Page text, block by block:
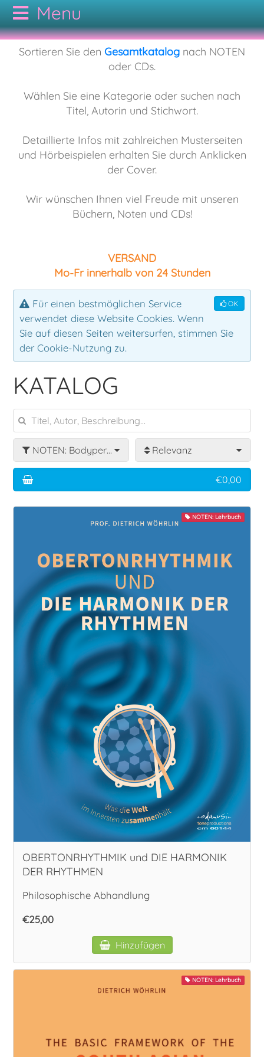
NOTEN
Bodypercussion
Klavier
Mallets
Quartett
Quintett
Sextett
Snare
Solo
CDs
Rock
AUTOREN
KONTAKT
Sortieren Sie den Gesamtkatalog nach NOTEN
oder CDs.
Wählen Sie eine Kategorie oder suchen nach
Titel, Autorin und Stichwort.
Detaillierte Infos mit zahlreichen Musterseiten
und Hörbeispielen erhalten Sie durch Anklicken
der Cover.
Wir wünschen Ihnen viel Freude mit unseren
Büchern, Noten und CDs!
VERSAND
Mo-Fr innerhalb von 24 Stunden
OK
Für einen bestmöglichen Service
verwendet diese Website Cookies. Wenn
Sie auf diesen Seiten weitersurfen, stimmen Sie
der Cookie-Nutzung zu.
KATALOG
NOTEN: Bodypercussion Relevanz
€0,00
NOTEN: Lehrbuch
OBERTONRHYTHMIK und DIE HARMONIK
DER RHYTHMEN
Philosophische Abhandlung
€25,00
Hinzufügen
NOTEN: Lehrbuch